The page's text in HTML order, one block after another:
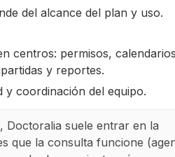
del alcance del plan y uso.
centros: permisos,
y reportes.
coordinación del equipo.
Doctoralia suele entrar en la
que la consulta funcione